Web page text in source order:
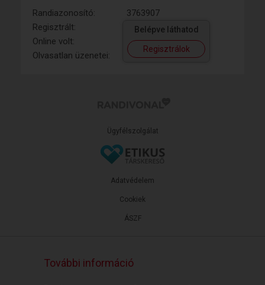
Randiazonosító:
3763907
Regisztrált:
Online volt:
Olvasatlan üzenetei:
Belépve láthatod
Regisztrálok
Ügyfélszolgálat
ÁSZF
Adatvédelem
Cookiek
További információ